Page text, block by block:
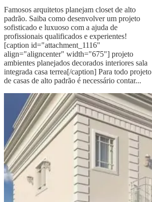
Famosos arquitetos planejam closet de alto
padrão. Saiba como desenvolver um projeto
sofisticado e luxuoso com a ajuda de
profissionais qualificados e experientes!
[caption id="attachment_1116"
align="aligncenter" width="675"] projeto
ambientes planejados decorados interiores sala
integrada casa terrea[/caption] Para todo projeto
de casas de alto padrão é necessário contar...